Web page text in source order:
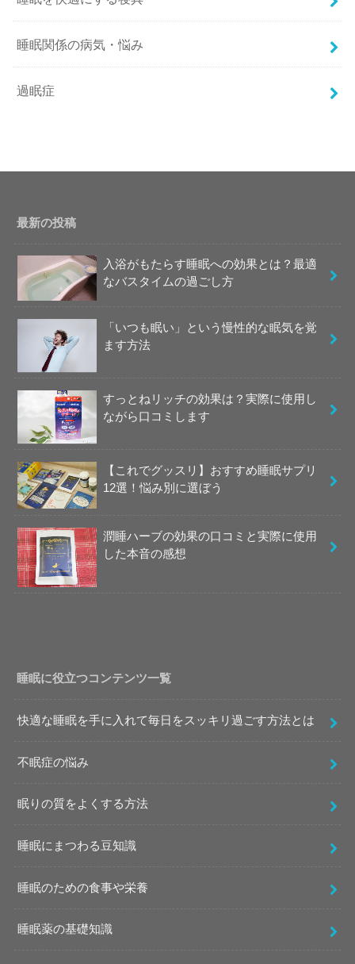
睡眠関係の病気・悩み
過眠症
最新の投稿
入浴がもたらす睡眠への効果とは？最適
なバスタイムの過ごし方
「いつも眠い」という慢性的な眠気を覚
ます方法
すっとねリッチの効果は？実際に使用し
ながら口コミします
【これでグッスリ】おすすめ睡眠サプリ
12選！悩み別に選ぼう
潤睡ハーブの効果の口コミと実際に使用
した本音の感想
睡眠に役立つコンテンツ一覧
快適な睡眠を手に入れて毎日をスッキリ過ごす方法とは
不眠症の悩み
眠りの質をよくする方法
睡眠にまつわる豆知識
睡眠のための食事や栄養
睡眠薬の基礎知識